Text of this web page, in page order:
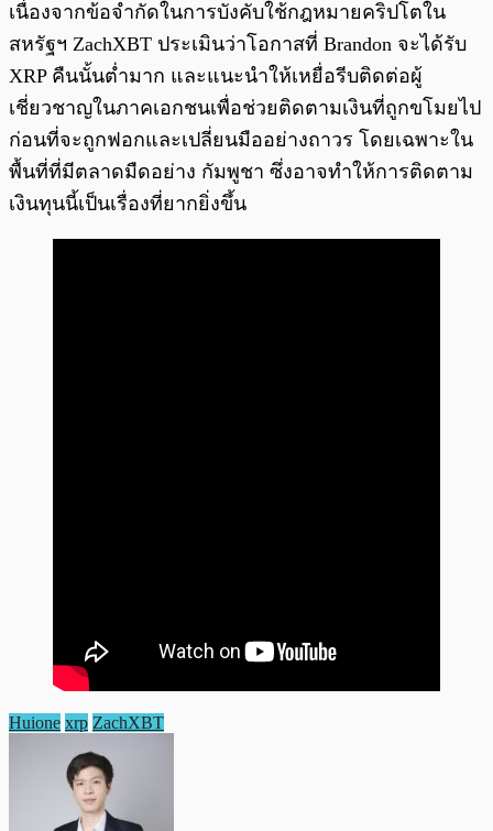
เนื่องจากข้อจำกัดในการบังคับใช้กฎหมายคริปโตใน
สหรัฐฯ ZachXBT ประเมินว่าโอกาสที่ Brandon จะได้รับ
XRP คืนนั้นต่ำมาก และแนะนำให้เหยื่อรีบติดต่อผู้
เชี่ยวชาญในภาคเอกชนเพื่อช่วยติดตามเงินที่ถูกขโมยไป
ก่อนที่จะถูกฟอกและเปลี่ยนมืออย่างถาวร โดยเฉพาะใน
พื้นที่ที่มีตลาดมืดอย่าง กัมพูชา ซึ่งอาจทำให้การติดตาม
เงินทุนนี้เป็นเรื่องที่ยากยิ่งขึ้น
Huione xrp ZachXBT